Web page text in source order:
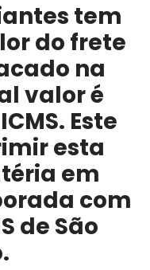
tem
do frete
na
valor é
Este
esta
em
com
de São